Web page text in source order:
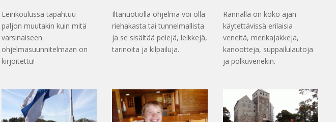
Leirikoulussa tapahtuu
paljon muutakin kuin mitä
varsinaiseen
ohjelmasuunnitelmaan on
kirjoitettu!
Iltanuotiolla ohjelma voi olla
riehakasta tai tunnelmallista
ja se sisältää pelejä, leikkejä,
tarinoita ja kilpailuja.
Rannalla on koko ajan
käytettävissä erilaisia
veneitä, merikajakkeja,
kanootteja, suppailulautoja
ja polkuvenekin.